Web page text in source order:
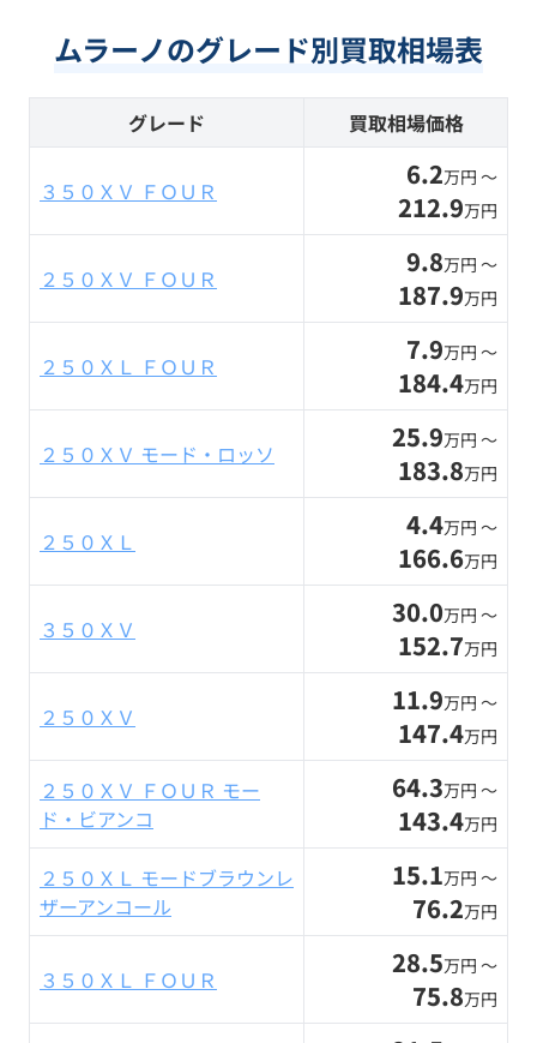
ムラーノのグレード別買取相場表
グレード 買取相場価格
３５０ＸＶ ＦＯＵＲ 6.2万円 〜
212.9万円
２５０ＸＶ ＦＯＵＲ 9.8万円 〜
187.9万円
２５０ＸＬ ＦＯＵＲ 7.9万円 〜
184.4万円
２５０ＸＶ モード・ロッソ 25.9万円 〜
183.8万円
２５０ＸＬ 4.4万円 〜
166.6万円
３５０ＸＶ 30.0万円 〜
152.7万円
２５０ＸＶ 11.9万円 〜
147.4万円
２５０ＸＶ ＦＯＵＲ モー
ド・ビアンコ
64.3万円 〜
143.4万円
２５０ＸＬ モードブラウンレ
ザーアンコール
15.1万円 〜
76.2万円
３５０ＸＬ ＦＯＵＲ 28.5万円 〜
75.8万円